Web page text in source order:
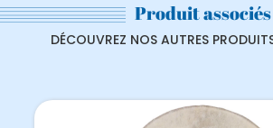
Produit associés
DÉCOUVREZ NOS AUTRES